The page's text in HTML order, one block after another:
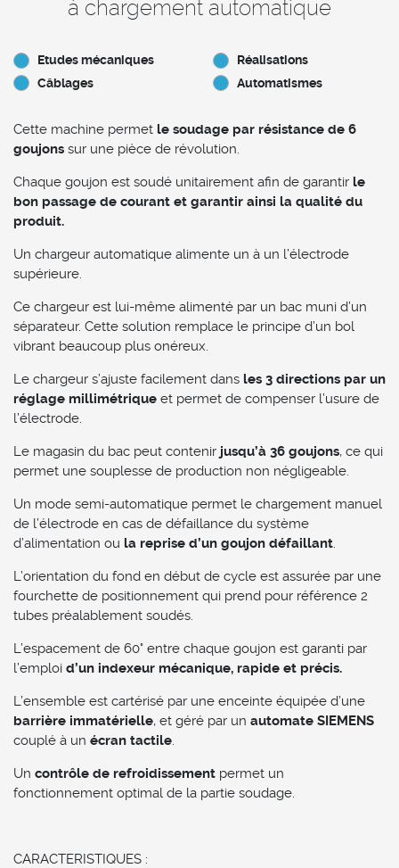
à chargement automatique
Etudes mécaniques
Réalisations
Câblages
Automatismes
Cette machine permet le soudage par résistance de 6
goujons sur une pièce de révolution.
Chaque goujon est soudé unitairement afin de garantir le
bon passage de courant et garantir ainsi la qualité du
produit.
Un chargeur automatique alimente un à un l’électrode
supérieure.
Ce chargeur est lui-même alimenté par un bac muni d’un
séparateur. Cette solution remplace le principe d’un bol
vibrant beaucoup plus onéreux.
Le chargeur s’ajuste facilement dans les 3 directions par un
réglage millimétrique et permet de compenser l’usure de
l’électrode.
Le magasin du bac peut contenir jusqu’à 36 goujons, ce qui
permet une souplesse de production non négligeable.
Un mode semi-automatique permet le chargement manuel
de l’électrode en cas de défaillance du système
d’alimentation ou la reprise d’un goujon défaillant.
L’orientation du fond en début de cycle est assurée par une
fourchette de positionnement qui prend pour référence 2
tubes préalablement soudés.
L’espacement de 60° entre chaque goujon est garanti par
l’emploi d’un indexeur mécanique, rapide et précis.
L’ensemble est cartérisé par une enceinte équipée d’une
barrière immatérielle, et géré par un automate SIEMENS
couplé à un écran tactile.
Un contrôle de refroidissement permet un
fonctionnement optimal de la partie soudage.
CARACTERISTIQUES :